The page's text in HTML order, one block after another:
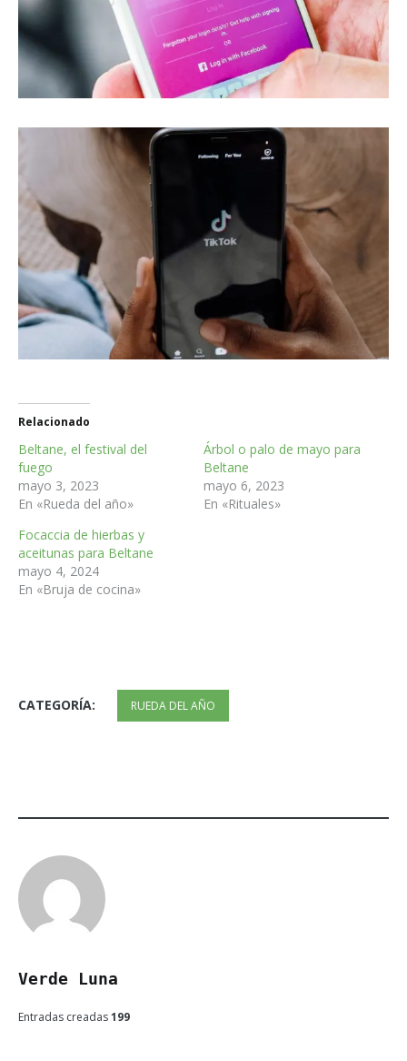
Relacionado
Beltane, el festival del
fuego
mayo 3, 2023
En «Rueda del año»
Árbol o palo de mayo para
Beltane
mayo 6, 2023
En «Rituales»
Focaccia de hierbas y
aceitunas para Beltane
mayo 4, 2024
En «Bruja de cocina»
CATEGORÍA: RUEDA DEL AÑO
Verde Luna
Entradas creadas199